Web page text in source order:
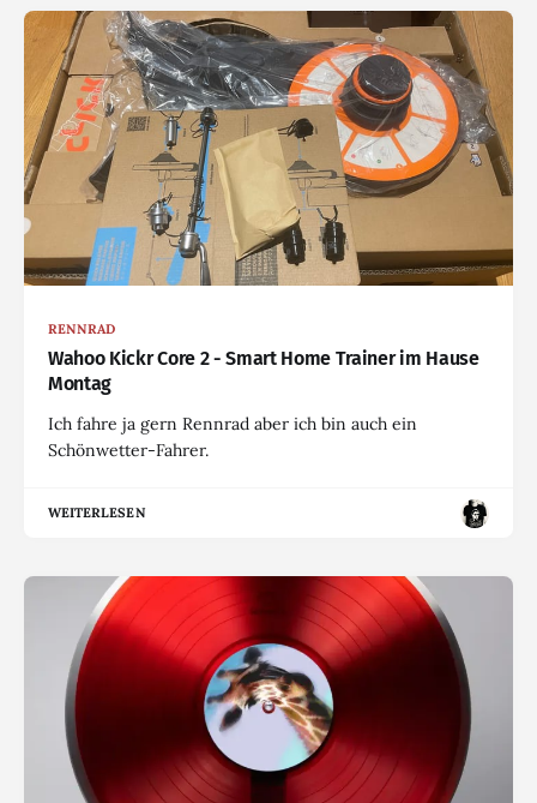
RENNRAD
Wahoo Kickr Core 2 - Smart Home Trainer im Hause
Montag
Ich fahre ja gern Rennrad aber ich bin auch ein
Schönwetter-Fahrer.
WEITERLESEN